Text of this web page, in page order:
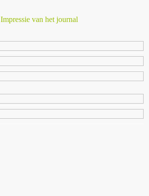
Impressie van het journal